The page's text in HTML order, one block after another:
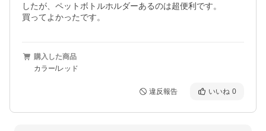
したが、ペットボトルホルダーあるのは超便利です。
買ってよかったです。
購入した商品
カラー/レッド
違反報告 いいね 0